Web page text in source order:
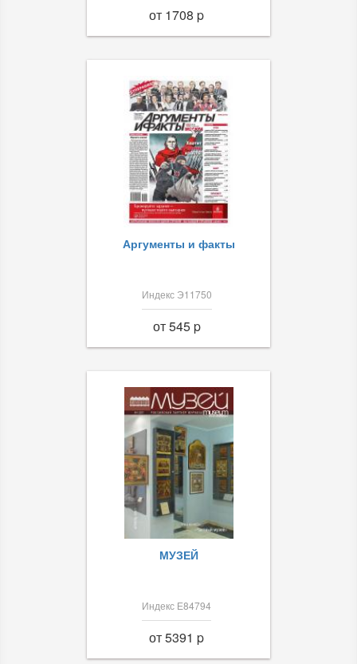
от 1708 p
Аргументы и факты
Индекс Э11750
от 545 p
МУЗЕЙ
Индекс Е84794
от 5391 p